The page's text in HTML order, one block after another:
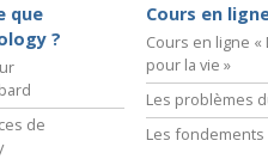
que
?
de
Cours en
Cours en ligne «
pour la vie »
Les problèmes
Les fondements